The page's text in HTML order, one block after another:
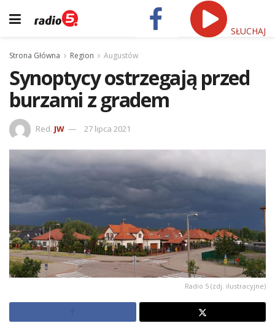
SŁUCHAJ
Strona Główna Region Augustów
Synoptycy ostrzegają przed
burzami z gradem
Red. JW 27 lipca 2021
Radio 5 (zdj. ilustracyjne)